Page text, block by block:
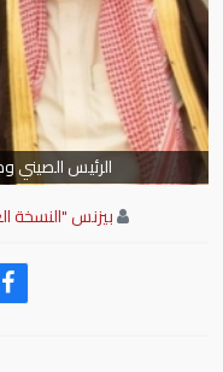
الرئيس الصيني
بيزنس "النسخة